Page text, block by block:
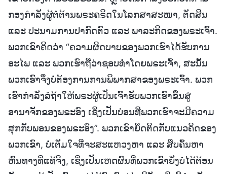
ກອງກຳລັງຜູ້ຕໍ່ຕ້ານພຣະຄຣິດໃນໂລກສາສະໜາ, ຕັດສິນ
ແລະ ປະນາມການປາກົດຕົວ ແລະ ພາລະກິດຂອງພຣະເຈົ້າ.
ພວກເຂົາຄິດວ່າ “ຄວາມຜິດບາບຂອງພວກເຮົາໄດ້ຮັບການ
ອະໄພ ແລະ ພວກເຮົາຖືວ່າຊອບທຳໂດຍພຣະເຈົ້າ, ສະນັ້ນ
ພວກເຮົາຈຶ່ງບໍ່ຕ້ອງການການພິພາກສາຂອງພຣະເຈົ້າ. ພວກ
ເຮົາກຳລັງລໍຖ້າໃຫ້ພຣະຜູ້ເປັນເຈົ້າຮັບພວກເຮົາຂຶ້ນສູ່
ອານາຈັກຂອງພຣະອົງ ເຊິ່ງເປັນບ່ອນທີ່ພວກເຮົາຈະມີຄວາມ
ສຸກກັບພອນຂອງພຣະອົງ”. ພວກເຂົາຍຶດຕິດກັບແນວຄິດຂອງ
ພວກເຂົາ, ບໍ່ເຕັມໃຈທີ່ຈະສະແຫວງຫາ ແລະ ສືບຄົ້ນຫາ
ຫົນທາງທີ່ແທ້ຈິງ, ເຊິ່ງເປັນເຫດຜົນທີ່ພວກເຂົາຍັງບໍ່ໄດ້ຕ້ອນ